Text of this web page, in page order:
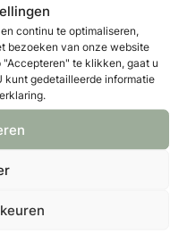
continu te optimaliseren,
bezoeken van onze website
te klikken, gaat u
kunt gedetailleerde informatie